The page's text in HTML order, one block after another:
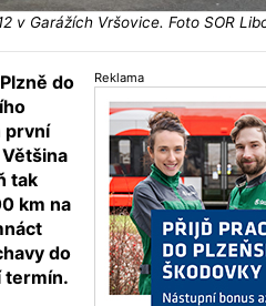
v Garážích Vršovice. Foto SOR
Reklama
do
první
tak
km na
do
termín.